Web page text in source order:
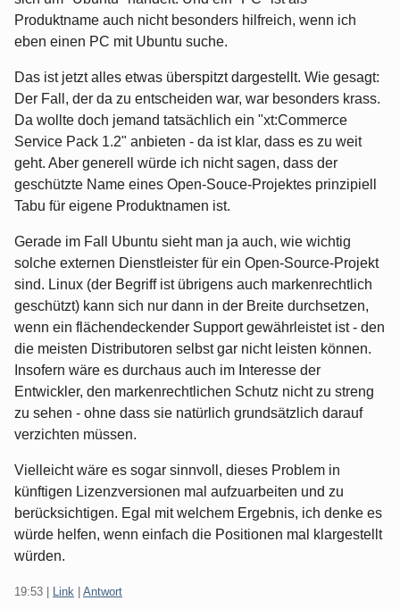
Produktname auch nicht besonders hilfreich, wenn ich
eben einen PC mit Ubuntu suche.
Das ist jetzt alles etwas überspitzt dargestellt. Wie gesagt:
Der Fall, der da zu entscheiden war, war besonders krass.
Da wollte doch jemand tatsächlich ein "xt:Commerce
Service Pack 1.2" anbieten - da ist klar, dass es zu weit
geht. Aber generell würde ich nicht sagen, dass der
geschützte Name eines Open-Souce-Projektes prinzipiell
Tabu für eigene Produktnamen ist.
Gerade im Fall Ubuntu sieht man ja auch, wie wichtig
solche externen Dienstleister für ein Open-Source-Projekt
sind. Linux (der Begriff ist übrigens auch markenrechtlich
geschützt) kann sich nur dann in der Breite durchsetzen,
wenn ein flächendeckender Support gewährleistet ist - den
die meisten Distributoren selbst gar nicht leisten können.
Insofern wäre es durchaus auch im Interesse der
Entwickler, den markenrechtlichen Schutz nicht zu streng
zu sehen - ohne dass sie natürlich grundsätzlich darauf
verzichten müssen.
Vielleicht wäre es sogar sinnvoll, dieses Problem in
künftigen Lizenzversionen mal aufzuarbeiten und zu
berücksichtigen. Egal mit welchem Ergebnis, ich denke es
würde helfen, wenn einfach die Positionen mal klargestellt
würden.
19:53 Link Antwort